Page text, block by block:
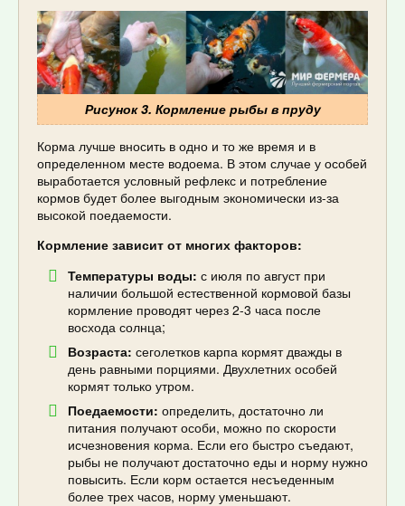
Рисунок 3. Кормление рыбы в пруду
Корма лучше вносить в одно и то же время и в
определенном месте водоема. В этом случае у особей
выработается условный рефлекс и потребление
кормов будет более выгодным экономически из-за
высокой поедаемости.
Кормление зависит от многих факторов:
Температуры воды: с июля по август при
наличии большой естественной кормовой базы
кормление проводят через 2-3 часа после
восхода солнца;
Возраста: сеголетков карпа кормят дважды в
день равными порциями. Двухлетних особей
кормят только утром.
Поедаемости: определить, достаточно ли
питания получают особи, можно по скорости
исчезновения корма. Если его быстро съедают,
рыбы не получают достаточно еды и норму нужно
повысить. Если корм остается несъеденным
более трех часов, норму уменьшают.